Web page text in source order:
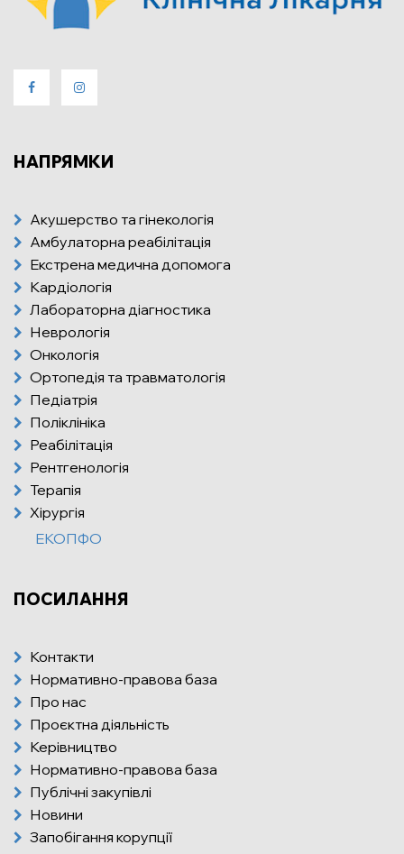
НАПРЯМКИ
Акушерство та гінекологія
Амбулаторна реабілітація
Екстрена медична допомога
Кардіологія
Лабораторна діагностика
Неврологія
Онкологія
Ортопедія та травматологія
Педіатрія
Поліклініка
Реабілітація
Рентгенологія
Терапія
Хірургія
ЕКОПФО
ПОСИЛАННЯ
Контакти
Нормативно-правова база
Про нас
Проєктна діяльність
Керівництво
Нормативно-правова база
Публічні закупівлі
Новини
Запобігання корупції